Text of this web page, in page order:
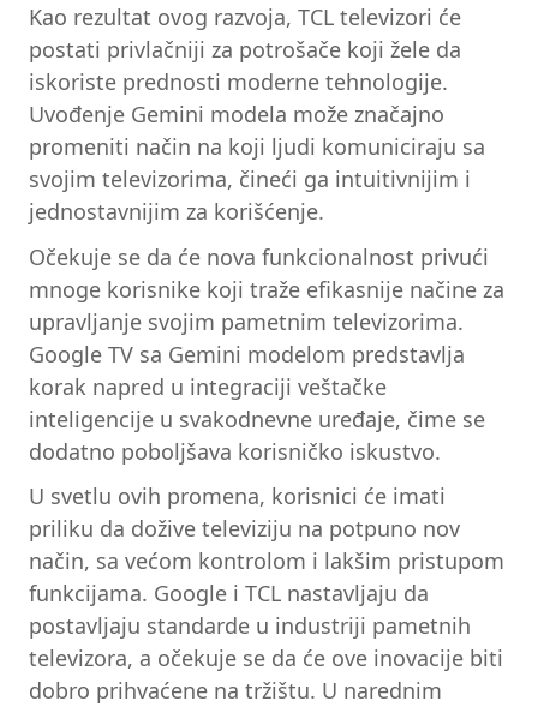
Kao rezultat ovog razvoja, TCL televizori će
postati privlačniji za potrošače koji žele da
iskoriste prednosti moderne tehnologije.
Uvođenje Gemini modela može značajno
promeniti način na koji ljudi komuniciraju sa
svojim televizorima, čineći ga intuitivnijim i
jednostavnijim za korišćenje.
Očekuje se da će nova funkcionalnost privući
mnoge korisnike koji traže efikasnije načine za
upravljanje svojim pametnim televizorima.
Google TV sa Gemini modelom predstavlja
korak napred u integraciji veštačke
inteligencije u svakodnevne uređaje, čime se
dodatno poboljšava korisničko iskustvo.
U svetlu ovih promena, korisnici će imati
priliku da dožive televiziju na potpuno nov
način, sa većom kontrolom i lakšim pristupom
funkcijama. Google i TCL nastavljaju da
postavljaju standarde u industriji pametnih
televizora, a očekuje se da će ove inovacije biti
dobro prihvaćene na tržištu. U narednim